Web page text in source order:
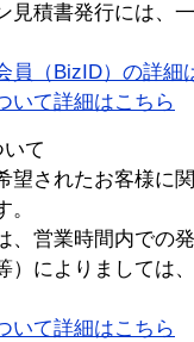
見積書発行には、
員（BizID）の詳細
いて詳細はこちら
て
望されたお客様に
。
、営業時間内での
）によりましては
いて詳細はこちら